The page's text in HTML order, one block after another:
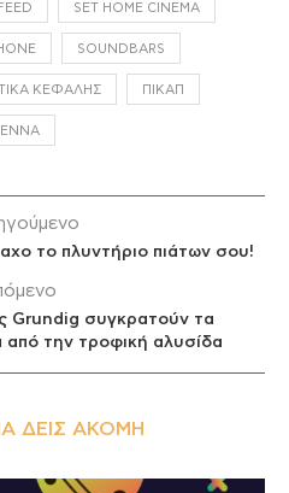
SET HOME CINEMA
SOUNDBARS
ΚΕΦΑΛΉΣ ΠΙΚΆΠ
το πλυντήριο πιάτων σου!
Grundig συγκρατούν τα
από την τροφική αλυσίδα
ΔΕΙΣ ΑΚΌΜΗ